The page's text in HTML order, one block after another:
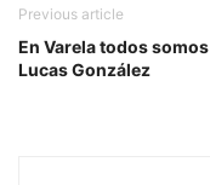
Previous article
En Varela todos somos
Lucas González